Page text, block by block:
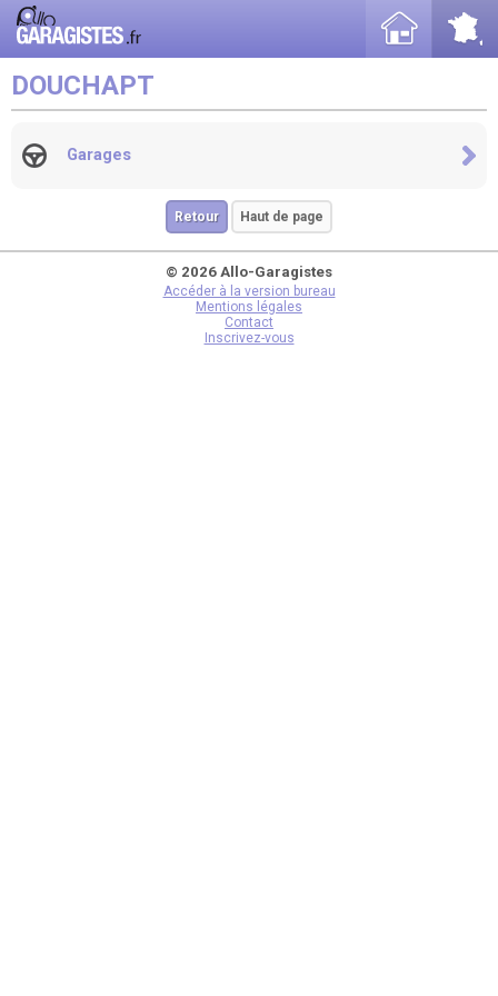
DOUCHAPT
Garages
Retour Haut de page
© 2026 Allo-Garagistes
Accéder à la version bureau
Mentions légales
Contact
Inscrivez-vous